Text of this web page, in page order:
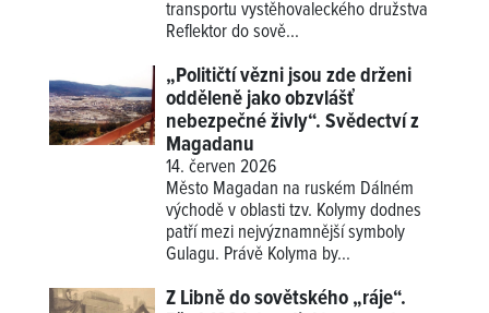
transportu vystěhovaleckého družstva
Reflektor do sově...
„Političtí vězni jsou zde drženi
odděleně jako obzvlášť
nebezpečné živly“. Svědectví z
Magadanu
14. červen 2026
Město Magadan na ruském Dálném
východě v oblasti tzv. Kolymy dodnes
patří mezi nejvýznamnější symboly
Gulagu. Právě Kolyma by...
Z Libně do sovětského „ráje“.